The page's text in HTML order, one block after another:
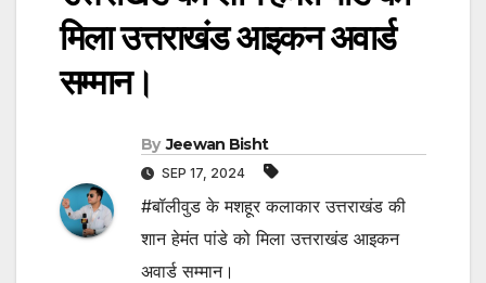
मिला उत्तराखंड आइकन अवार्ड
सम्मान।
By Jeewan Bisht
SEP 17, 2024
#बॉलीवुड के मशहूर कलाकार उत्तराखंड की
शान हेमंत पांडे को मिला उत्तराखंड आइकन
अवार्ड सम्मान।